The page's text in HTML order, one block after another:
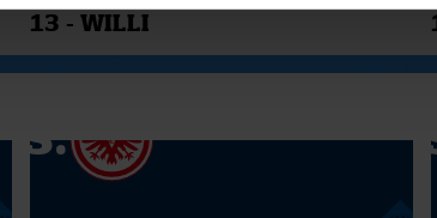
Funktionen für soziale Medien anbieten zu
weiter. Unsere Partner führen diese
haben oder die sie im Rahmen Ihrer
13 - WILLI